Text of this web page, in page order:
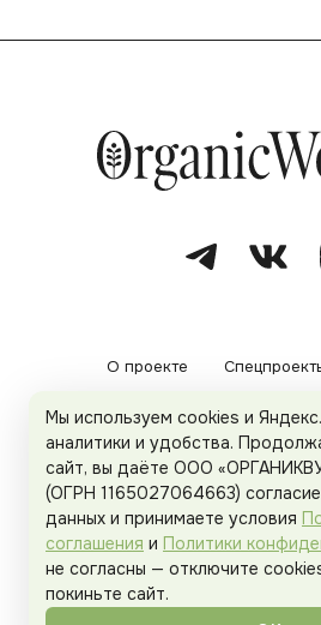
О проекте
Рекламодателям Политика
Пользовательское
Organicwoman.ru .
Мы используем cookies и
аналитики и удобства.
сайт, вы даёте ООО
(ОГРН 1165027064663)
данных и принимаете условия
соглашения и Политики
не согласны — отключите
покиньте сайт.